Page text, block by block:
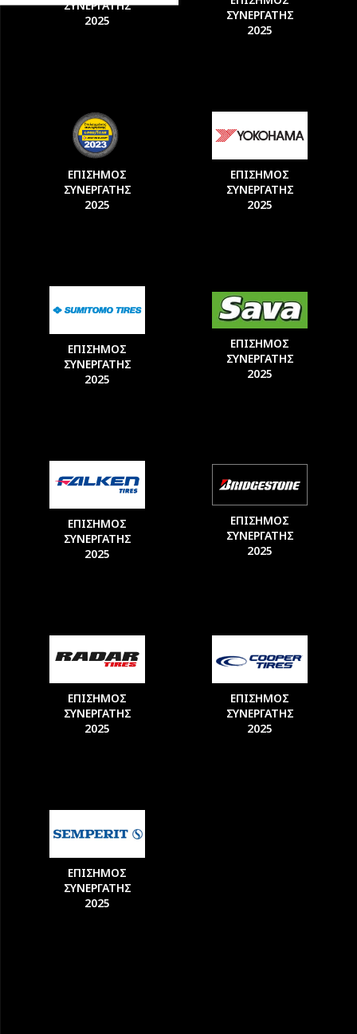
ΣΥΝΕΡΓΑΤΗΣ
2025
ΣΥΝΕΡΓΑΤΗΣ
2025
ΕΠΙΣΗΜΟΣ
ΣΥΝΕΡΓΑΤΗΣ
2025
ΕΠΙΣΗΜΟΣ
ΣΥΝΕΡΓΑΤΗΣ
2025
ΕΠΙΣΗΜΟΣ
ΣΥΝΕΡΓΑΤΗΣ
2025
ΕΠΙΣΗΜΟΣ
ΣΥΝΕΡΓΑΤΗΣ
2025
ΕΠΙΣΗΜΟΣ
ΣΥΝΕΡΓΑΤΗΣ
2025
ΕΠΙΣΗΜΟΣ
ΣΥΝΕΡΓΑΤΗΣ
2025
ΕΠΙΣΗΜΟΣ
ΣΥΝΕΡΓΑΤΗΣ
2025
ΕΠΙΣΗΜΟΣ
ΣΥΝΕΡΓΑΤΗΣ
2025
ΕΠΙΣΗΜΟΣ
ΣΥΝΕΡΓΑΤΗΣ
2025